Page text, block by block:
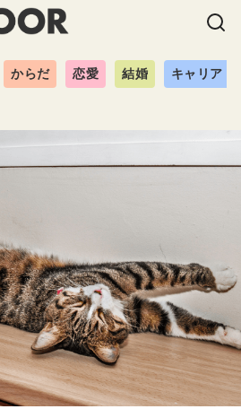
からだ 恋愛 結婚 キャリア